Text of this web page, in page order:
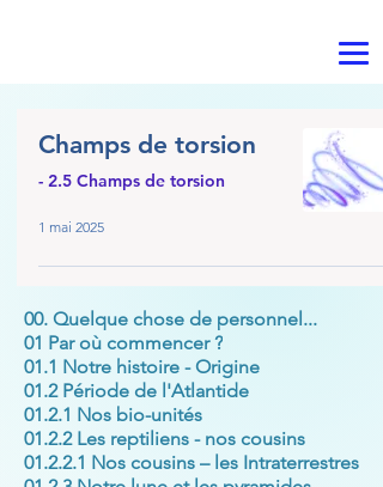
Champs de torsion
- 2.5 Champs de torsion
1 mai 2025
00. Quelque chose de personnel...
01 Par où commencer ?
01.1 Notre histoire - Origine
01.2 Période de l'Atlantide
01.2.1 Nos bio-unités
01.2.2 Les reptiliens - nos cousins
01.2.2.1 Nos cousins – les Intraterrestres